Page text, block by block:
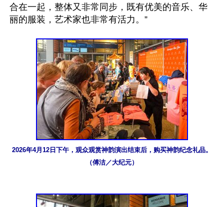
合在一起，整体又非常同步，既有优美的音乐、华
丽的服装，艺术家也非常有活力。”
2026年4月12日下午，观众观赏神韵演出结束后，购买神韵纪念礼品。
（傅洁／大纪元）